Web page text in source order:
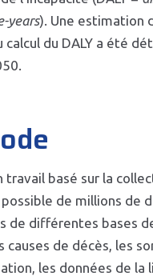
years). Une estimation
calcul du DALY a été
travail basé sur la
de millions de
de différentes bases
causes de décès, les
les données de